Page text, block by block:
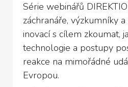
Série webinářů
záchranáře, výzkumníky
inovací s cílem zkoumat,
technologie a postupy
reakce na mimořádné
Evropou.